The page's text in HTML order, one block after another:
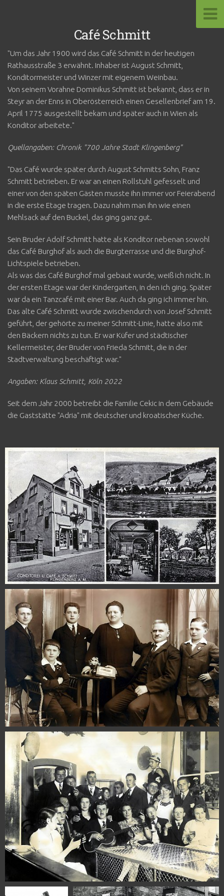
Café Schmitt
"Um das Jahr 1900 wird das Café Schmitt in der heutigen
Rathausstraße 3 erwähnt. Inhaber ist August Schmitt,
Konditormeister und Winzer mit eigenem Weinbau.
Von seinem Vorahne Dominikus Schmitt ist bekannt, dass er in
Steyr an der Enns in Oberösterreich einen Gesellenbrief am 19.
April 1775 ausgestellt bekam und später auch in Wien als
Konditor arbeitete."
Quellangaben: Chronik "700 Jahre Stadt Klingenberg"
"Das Café wurde später durch August Schmitts Sohn, Franz
Schmitt betrieben. Er war an einen Rollstuhl gefesselt und
einer von den späten Gästen musste ihn immer vor Feierabend
in die erste Etage tragen. Dazu nahm man ihn wie einen
Mehlsack auf den Buckel, das ging ganz gut.
Sein Bruder Adolf Schmitt hatte als Konditor nebenan sowohl
das Café Burghof als auch die Burgterrasse und die Burghof-
Lichtspiele betrieben.
Als was das Café Burghof mal gebaut wurde, weiß ich nicht. In
der ersten Etage war der Kindergarten, in den ich ging. Später
war da ein Tanzcafé mit einer Bar. Auch da ging ich immer hin.
Das alte Café Schmitt wurde zwischendurch von Josef Schmitt
geführt, der gehörte zu meiner Schmitt-Linie, hatte also mit
den Bäckern nichts zu tun. Er war Küfer und städtischer
Kellermeister, der Bruder von Frieda Schmitt, die in der
Stadtverwaltung beschäftigt war."
Angaben: Klaus Schmitt, Köln 2022
Seit dem Jahr 2000 betreibt die Familie Cekic in dem Gebäude
die Gaststätte "Adria" mit deutscher und kroatischer Küche.